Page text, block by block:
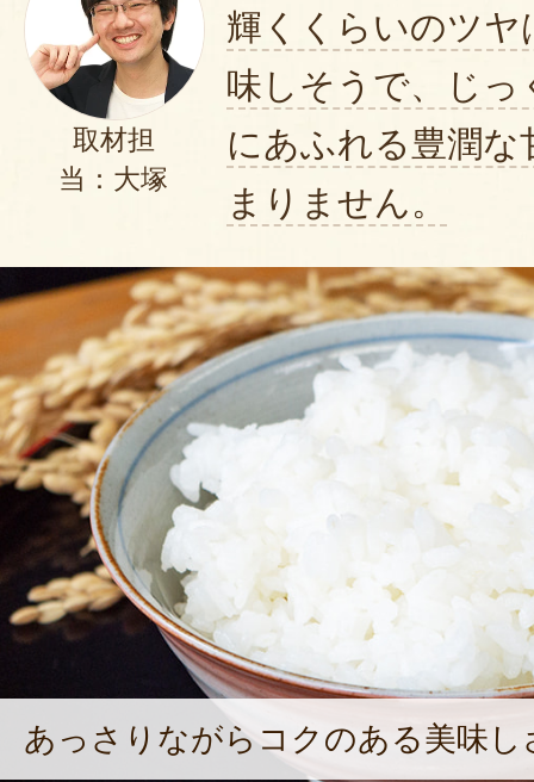
取材担
当：大塚
輝くくらいのツヤ
味しそうで、じっ
にあふれる豊潤
まりません。
あっさりながらコクのある美味し